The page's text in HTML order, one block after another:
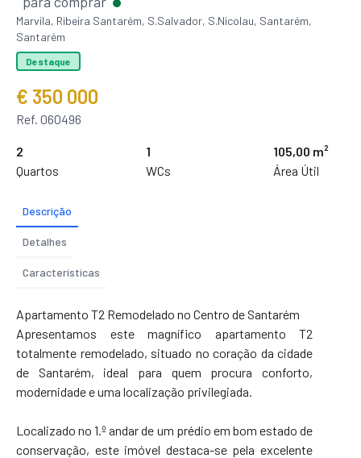
Marvila, Ribeira Santarém, S.Salvador, S.Nicolau, Santarém,
Santarém
Destaque
€ 350 000
Ref. 060496
2
Quartos
1
WCs
105,00 m²
Área Útil
Descrição
Detalhes
Características
Apartamento T2 Remodelado no Centro de Santarém
Apresentamos este magnífico apartamento T2
totalmente remodelado, situado no coração da cidade
de Santarém, ideal para quem procura conforto,
modernidade e uma localização privilegiada.
Localizado no 1.º andar de um prédio em bom estado de
conservação, este imóvel destaca-se pela excelente